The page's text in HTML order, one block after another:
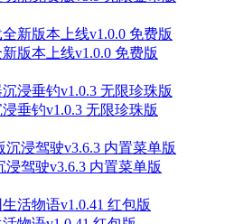
版本上线v1.0.0 免费版
垂钓v1.0.3 无限珍珠版
驾驶v3.6.3 内置菜单版